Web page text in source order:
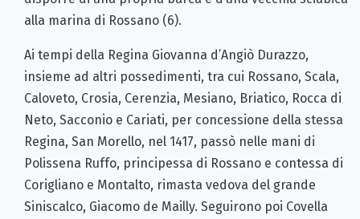
alla marina di Rossano (6).
Ai tempi della Regina Giovanna d’Angiò Durazzo,
insieme ad altri possedimenti, tra cui Rossano, Scala,
Caloveto, Crosia, Cerenzia, Mesiano, Briatico, Rocca di
Neto, Sacconio e Cariati, per concessione della stessa
Regina, San Morello, nel 1417, passò nelle mani di
Polissena Ruffo, principessa di Rossano e contessa di
Corigliano e Montalto, rimasta vedova del grande
Siniscalco, Giacomo de Mailly. Seguirono poi Covella